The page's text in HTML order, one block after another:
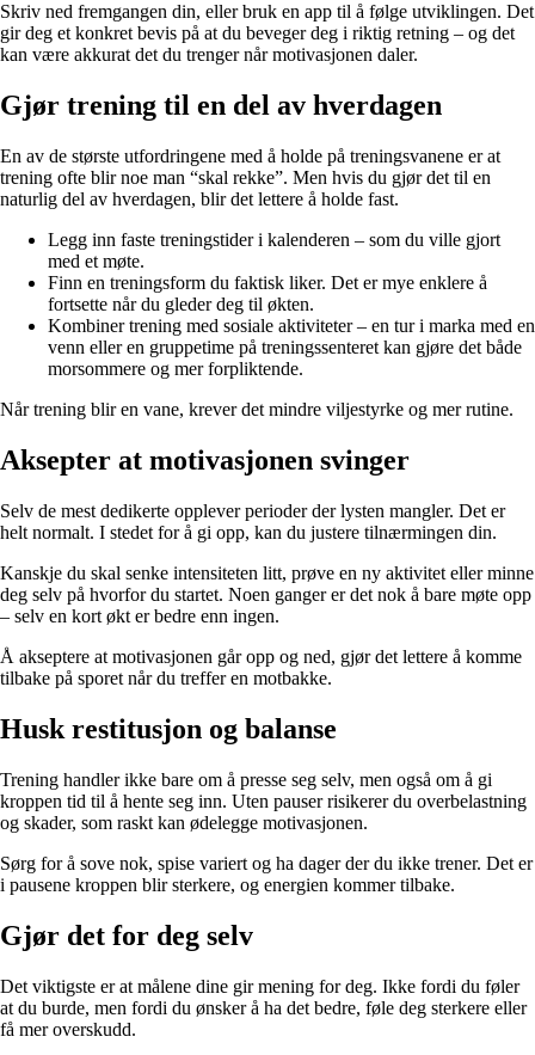
Skriv ned fremgangen din, eller bruk en app til å følge utviklingen. Det
gir deg et konkret bevis på at du beveger deg i riktig retning – og det
kan være akkurat det du trenger når motivasjonen daler.
Gjør trening til en del av hverdagen
En av de største utfordringene med å holde på treningsvanene er at
trening ofte blir noe man “skal rekke”. Men hvis du gjør det til en
naturlig del av hverdagen, blir det lettere å holde fast.
Legg inn faste treningstider i kalenderen – som du ville gjort
med et møte.
Finn en treningsform du faktisk liker. Det er mye enklere å
fortsette når du gleder deg til økten.
Kombiner trening med sosiale aktiviteter – en tur i marka med en
venn eller en gruppetime på treningssenteret kan gjøre det både
morsommere og mer forpliktende.
Når trening blir en vane, krever det mindre viljestyrke og mer rutine.
Aksepter at motivasjonen svinger
Selv de mest dedikerte opplever perioder der lysten mangler. Det er
helt normalt. I stedet for å gi opp, kan du justere tilnærmingen din.
Kanskje du skal senke intensiteten litt, prøve en ny aktivitet eller minne
deg selv på hvorfor du startet. Noen ganger er det nok å bare møte opp
– selv en kort økt er bedre enn ingen.
Å akseptere at motivasjonen går opp og ned, gjør det lettere å komme
tilbake på sporet når du treffer en motbakke.
Husk restitusjon og balanse
Trening handler ikke bare om å presse seg selv, men også om å gi
kroppen tid til å hente seg inn. Uten pauser risikerer du overbelastning
og skader, som raskt kan ødelegge motivasjonen.
Sørg for å sove nok, spise variert og ha dager der du ikke trener. Det er
i pausene kroppen blir sterkere, og energien kommer tilbake.
Gjør det for deg selv
Det viktigste er at målene dine gir mening for deg. Ikke fordi du føler
at du burde, men fordi du ønsker å ha det bedre, føle deg sterkere eller
få mer overskudd.